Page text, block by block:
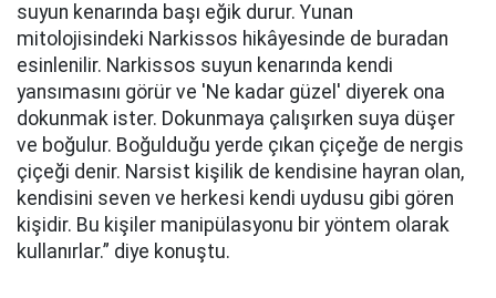
suyun kenarında başı eğik durur. Yunan
mitolojisindeki Narkissos hikâyesinde de buradan
esinlenilir. Narkissos suyun kenarında kendi
yansımasını görür ve 'Ne kadar güzel' diyerek ona
dokunmak ister. Dokunmaya çalışırken suya düşer
ve boğulur. Boğulduğu yerde çıkan çiçeğe de nergis
çiçeği denir. Narsist kişilik de kendisine hayran olan,
kendisini seven ve herkesi kendi uydusu gibi gören
kişidir. Bu kişiler manipülasyonu bir yöntem olarak
kullanırlar.” diye konuştu.